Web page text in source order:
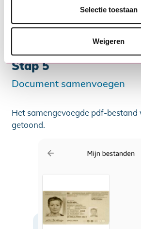
Selectie toestaan
Weigeren
Stap 5
Document samenvoegen
Het samengevoegde pdf-bestand
getoond.